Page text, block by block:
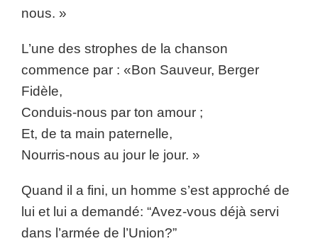
nous. »
L’une des strophes de la chanson
commence par : «Bon Sauveur, Berger
Fidèle,
Conduis-nous par ton amour ;
Et, de ta main paternelle,
Nourris-nous au jour le jour. »
Quand il a fini, un homme s’est approché de
lui et lui a demandé: “Avez-vous déjà servi
dans l’armée de l’Union?”